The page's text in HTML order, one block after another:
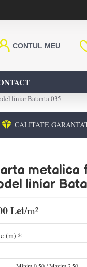
CONTUL MEU
liniar Batanta 035
CALITATE
liniar
Lei
(m)